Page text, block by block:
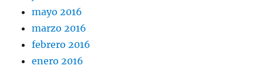
mayo 2016
marzo 2016
febrero 2016
enero 2016